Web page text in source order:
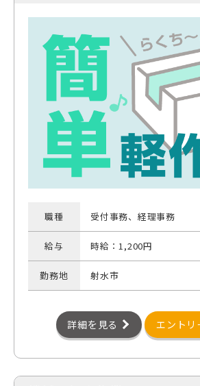
職種 受付事務、経理事務
給与 時給：1,200円
勤務地 射水市
詳細を見る エントリ